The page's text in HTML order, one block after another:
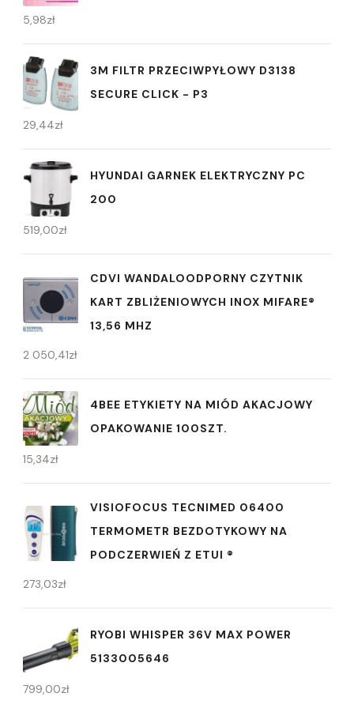
5,98zł
3M FILTR PRZECIWPYŁOWY D3138
SECURE CLICK - P3
29,44zł
HYUNDAI GARNEK ELEKTRYCZNY PC
200
519,00zł
CDVI WANDALOODPORNY CZYTNIK
KART ZBLIŻENIOWYCH INOX MIFARE®
13,56 MHZ
2 050,41zł
4BEE ETYKIETY NA MIÓD AKACJOWY
OPAKOWANIE 100SZT.
15,34zł
VISIOFOCUS TECNIMED 06400
TERMOMETR BEZDOTYKOWY NA
PODCZERWIEŃ Z ETUI ®
273,03zł
RYOBI WHISPER 36V MAX POWER
5133005646
799,00zł